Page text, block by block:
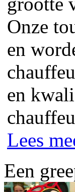
Onze
en
en
Lees
Een